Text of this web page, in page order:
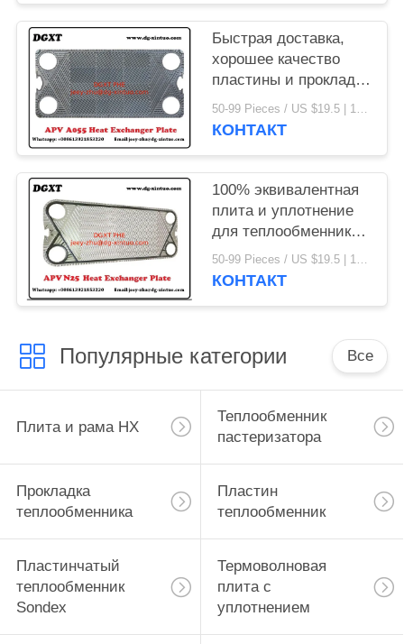
Быстрая доставка,
хорошее качество
пластины и прокладки
для пластинчатого
теплообменника APV
50-99 Pieces / US $19.5 | 100-199 Pieces / US $18.5 | 200-299 Pieces / US $18 | 300+ Pieces / US $17.6 MOQ:1
КОНТАКТ
100% эквивалентная
плита и уплотнение
для теплообменника
с плиткой
50-99 Pieces / US $19.5 | 100-199 Pieces / US $18.5 | 200-299 Pieces / US $18 | 300+ Pieces / US $17.6 MOQ:1
КОНТАКТ
Популярные категории Все
Плита и рама HX
Теплообменник
пастеризатора
Прокладка
теплообменника
Пластин
теплообменник
Пластинчатый
теплообменник
Sondex
Термоволновая
плита с
уплотнением